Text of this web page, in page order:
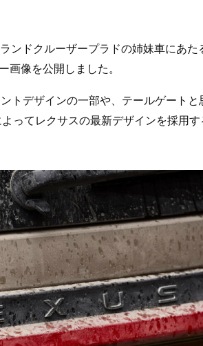
ンドクルーザープラドの姉妹車にあた
画像を公開しました。
トデザインの一部や、テールゲートと
ってレクサスの最新デザインを採用す